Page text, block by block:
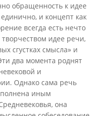
обращенность к идее
единично, и концепт как
всегда есть нечто
идее речи,
сгустках смысла» и
два момента роднят
и
Однако сама речь
иным
она